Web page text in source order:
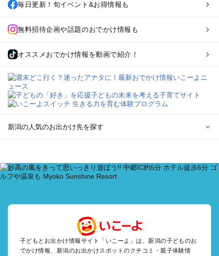
毎日更新！旬イベント&お得情報も
無料招待企画や話題のおでかけ情報も
オススメおでかけ情報を動画で紹介！
新潟の人気のお出かけ先を探す
を探す
新潟・新発田・月岡・阿賀野川のプールお出かけ
越後湯沢・苗場のプールお出かけ
燕・三条・弥彦・岩室のプールお出かけ
南魚沼（六日町）・十日町・松之山・津南のプールお出かけ
佐渡・佐渡島のプールお出かけ
村上・瀬波・胎内・岩船のプールお出かけ
子どもとお出かけ情報サイト「いこーよ」は、新潟の子どものお
でかけ情報、新潟のお出かけスポットのクチコミ・親子体験情